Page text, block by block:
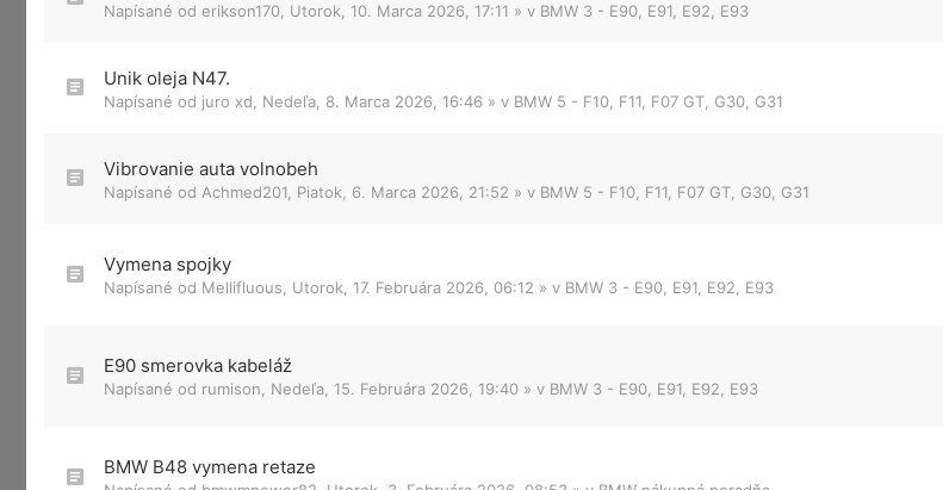
Napísané od erikson170 Utorok, 10. Marca 2026, 17:11 » v BMW 3 - E90, E91, E92, E93
Unik oleja N47.
Napísané od juro xd Nedeľa, 8. Marca 2026, 16:46 » v BMW 5 - F10, F11, F07 GT, G30, G31
Vibrovanie auta volnobeh
Napísané od Achmed201 Piatok, 6. Marca 2026, 21:52 » v BMW 5 - F10, F11, F07 GT, G30, G31
Vymena spojky
Napísané od Mellifluous Utorok, 17. Februára 2026, 06:12 » v BMW 3 - E90, E91, E92, E93
E90 smerovka kabeláž
Napísané od rumison Nedeľa, 15. Februára 2026, 19:40 » v BMW 3 - E90, E91, E92, E93
BMW B48 vymena retaze